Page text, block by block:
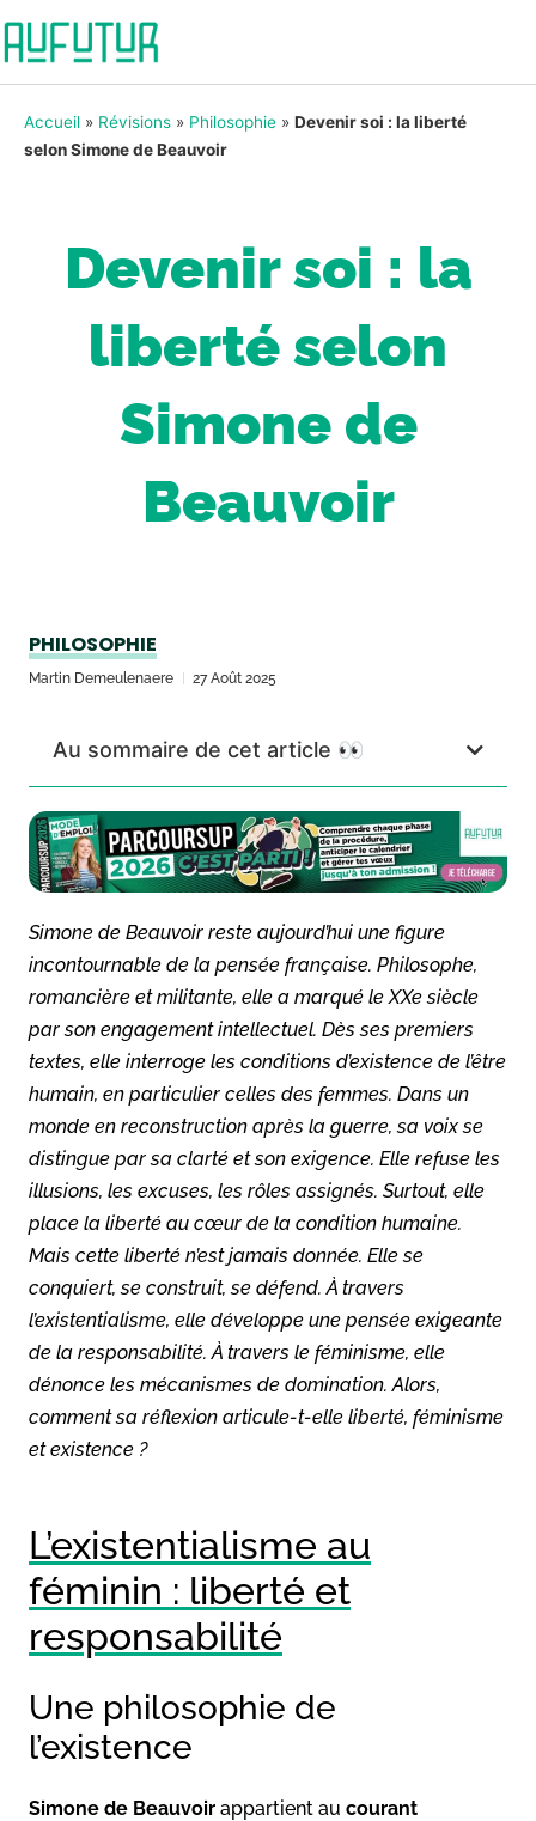
Accueil » Révisions » Philosophie » Devenir soi : la liberté
selon Simone de Beauvoir
Devenir soi : la
liberté selon
Simone de
Beauvoir
PHILOSOPHIE
Martin Demeulenaere 27 Août 2025
Au sommaire de cet article 👀
Simone de Beauvoir reste aujourd’hui une figure
incontournable de la pensée française. Philosophe,
romancière et militante, elle a marqué le XXe siècle
par son engagement intellectuel. Dès ses premiers
textes, elle interroge les conditions d’existence de l’être
humain, en particulier celles des femmes. Dans un
monde en reconstruction après la guerre, sa voix se
distingue par sa clarté et son exigence. Elle refuse les
illusions, les excuses, les rôles assignés. Surtout, elle
place la liberté au cœur de la condition humaine.
Mais cette liberté n’est jamais donnée. Elle se
conquiert, se construit, se défend. À travers
l’existentialisme, elle développe une pensée exigeante
de la responsabilité. À travers le féminisme, elle
dénonce les mécanismes de domination. Alors,
comment sa réflexion articule-t-elle liberté, féminisme
et existence ?
L’existentialisme au
féminin : liberté et
responsabilité
Une philosophie de
l’existence
Simone de Beauvoir appartient au courant